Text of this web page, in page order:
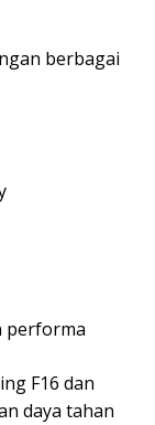
berbagai
performa
F16 dan
daya tahan